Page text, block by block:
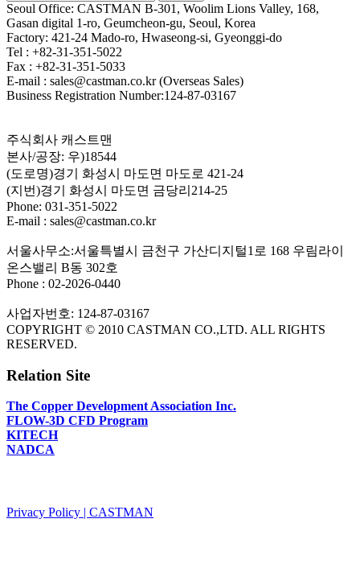
Seoul Office: CASTMAN B-301, Woolim Lions Valley, 168,
Gasan digital 1-ro, Geumcheon-gu, Seoul, Korea
Factory: 421-24 Mado-ro, Hwaseong-si, Gyeonggi-do
Tel : +82-31-351-5022
Fax : +82-31-351-5033
E-mail : sales@castman.co.kr (Overseas Sales)
Business Registration Number:124-87-03167
주식회사 캐스트맨
본사/공장: 우)18544
(도로명)경기 화성시 마도면 마도로 421-24
(지번)경기 화성시 마도면 금당리214-25
Phone: 031-351-5022
E-mail : sales@castman.co.kr
서울사무소:서울특별시 금천구 가산디지털1로 168 우림라이
온스밸리 B동 302호
Phone : 02-2026-0440
사업자번호: 124-87-03167
COPYRIGHT © 2010 CASTMAN CO.,LTD. ALL RIGHTS
RESERVED.
Relation Site
The Copper Development Association Inc.
FLOW-3D CFD Program
KITECH
NADCA
Privacy Policy | CASTMAN